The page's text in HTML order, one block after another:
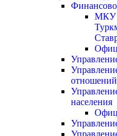
МКУ
отношений
населения